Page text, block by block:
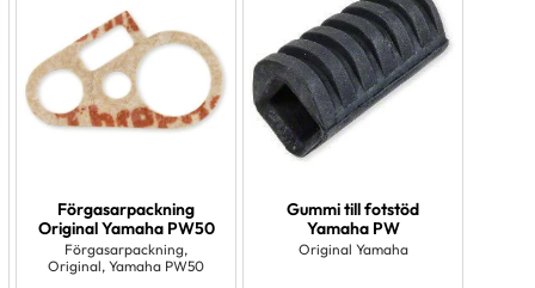
Förgasarpackning
Original Yamaha PW50
Förgasarpackning,
Original, Yamaha PW50
Gummi till fotstöd
Yamaha PW
Original Yamaha